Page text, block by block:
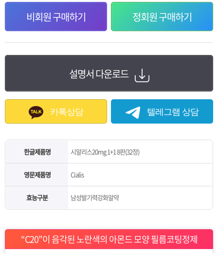
비회원 구매하기 정회원 구매하기
설명서 다운로드
카톡상담 텔레그램 상담
한글제품명 시알리스20mg 1+1 8판(32정)
영문제품명 Cialis
효능구분 남성발기력강화알약
“C20”이 음각된 노란색의 아몬드 모양 필름코팅정제